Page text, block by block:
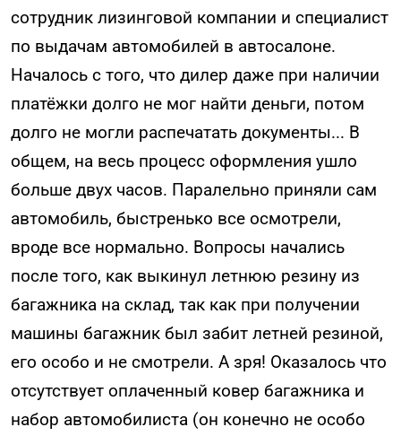
сотрудник лизинговой компании и специалист
по выдачам автомобилей в автосалоне.
Началось с того, что дилер даже при наличии
платёжки долго не мог найти деньги, потом
долго не могли распечатать документы... В
общем, на весь процесс оформления ушло
больше двух часов. Паралельно приняли сам
автомобиль, быстренько все осмотрели,
вроде все нормально. Вопросы начались
после того, как выкинул летнюю резину из
багажника на склад, так как при получении
машины багажник был забит летней резиной,
его особо и не смотрели. А зря! Оказалось что
отсутствует оплаченный ковер багажника и
набор автомобилиста (он конечно не особо